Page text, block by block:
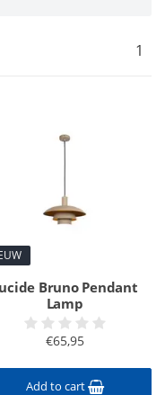
1
Bruno Pendant
Lamp
€65,95
Add to cart